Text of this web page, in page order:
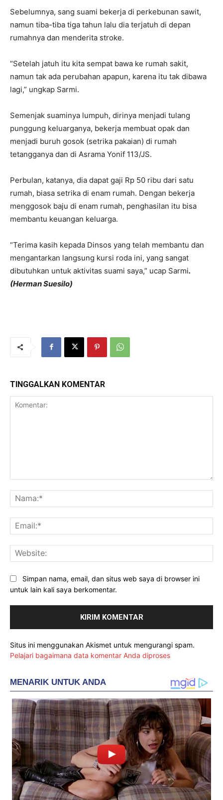
Sebelumnya, sang suami bekerja di perkebunan sawit,
namun tiba-tiba tiga tahun lalu dia terjatuh di depan
rumahnya dan menderita stroke.
“Setelah jatuh itu kita sempat bawa ke rumah sakit,
namun tak ada perubahan apapun, karena itu tak dibawa
lagi,” ungkap Sarmi.
Semenjak suaminya lumpuh, dirinya menjadi tulang
punggung keluarganya, bekerja membuat opak dan
menjadi buruh gosok (setrika pakaian) di rumah
tetangganya dan di Asrama Yonif 113/JS.
Perbulan, katanya, dia dapat gaji Rp 50 ribu dari satu
rumah, biasa setrika di enam rumah. Dengan bekerja
menggosok baju di enam rumah, penghasilan itu bisa
membantu keuangan keluarga.
“Terima kasih kepada Dinsos yang telah membantu dan
mengantarkan langsung kursi roda ini, yang sangat
dibutuhkan untuk aktivitas suami saya,” ucap Sarmi.
(Herman Suesilo)
TINGGALKAN KOMENTAR
Simpan nama, email, dan situs web saya di browser ini
untuk lain kali saya berkomentar.
Situs ini menggunakan Akismet untuk mengurangi spam.
Pelajari bagaimana data komentar Anda diproses